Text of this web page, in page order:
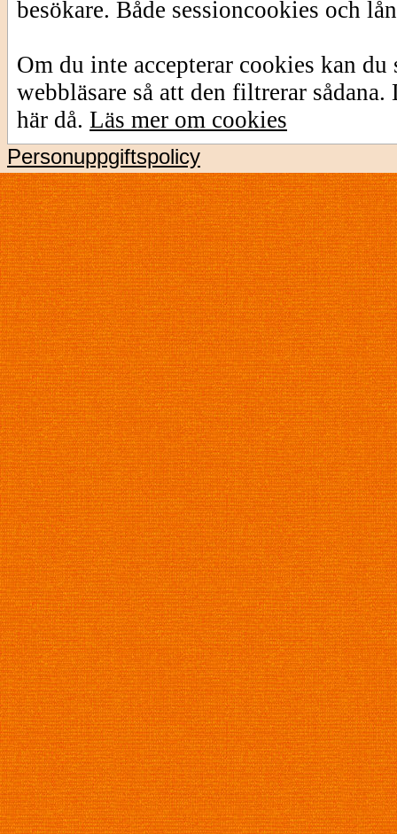
besökare. Både sessioncookies och
Om du inte accepterar cookies kan
webbläsare så att den filtrerar
här då. Läs mer om cookies
Personuppgiftspolicy